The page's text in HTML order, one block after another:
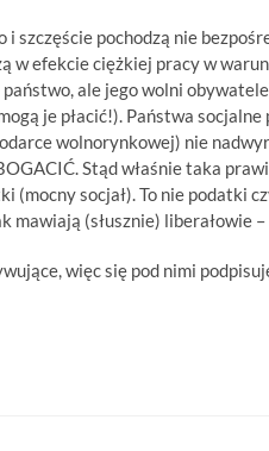
szczęście pochodzą nie
w efekcie ciężkiej pracy w
ale jego wolni
je płacić!). Państwa
wolnorynkowej) nie
Stąd właśnie taka
(mocny socjał). To nie podatki
(słusznie) liberałowie
więc się pod nimi